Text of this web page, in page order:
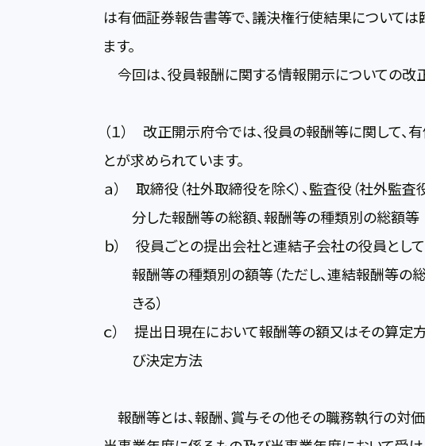
は有価証券報告書等で、議決権行使結果について
ます。
今回は、役員報酬に関する情報開示についての改
（１） 改正開示府令では、役員の報酬等に関して
とが求められています。
ａ） 取締役（社外取締役を除く）、監査役（社外監査
分した報酬等の総額、報酬等の種類別の総額等
ｂ） 役員ごとの提出会社と連結子会社の役員とし
報酬等の種類別の額等（ただし、連結報酬等の
きる）
ｃ） 提出日現在において報酬等の額又はその算定
び決定方法
報酬等とは、報酬、賞与その他その職務執行の対